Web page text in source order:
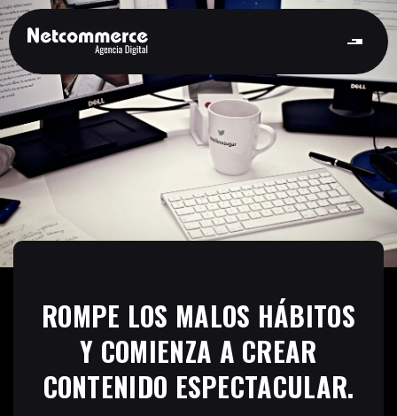
ROMPE LOS MALOS HÁBITOS
Y COMIENZA A CREAR
CONTENIDO ESPECTACULAR.